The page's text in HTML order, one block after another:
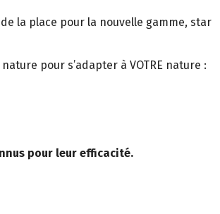
la place pour la nouvelle gamme, star
pour s’adapter à VOTRE nature :
pour leur efficacité.